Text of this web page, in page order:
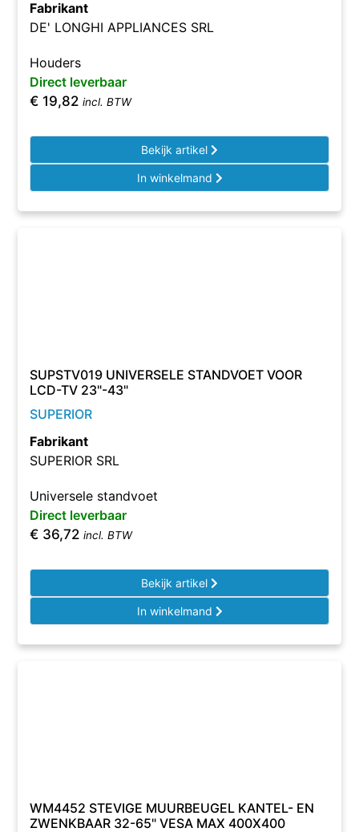
Fabrikant
DE' LONGHI APPLIANCES SRL
Houders
Direct leverbaar
€ 19,82 incl. BTW
Bekijk artikel
In winkelmand
SUPSTV019 UNIVERSELE STANDVOET VOOR
LCD-TV 23"-43"
SUPERIOR
Fabrikant
SUPERIOR SRL
Universele standvoet
Direct leverbaar
€ 36,72 incl. BTW
Bekijk artikel
In winkelmand
WM4452 STEVIGE MUURBEUGEL KANTEL- EN
ZWENKBAAR 32-65" VESA MAX 400X400